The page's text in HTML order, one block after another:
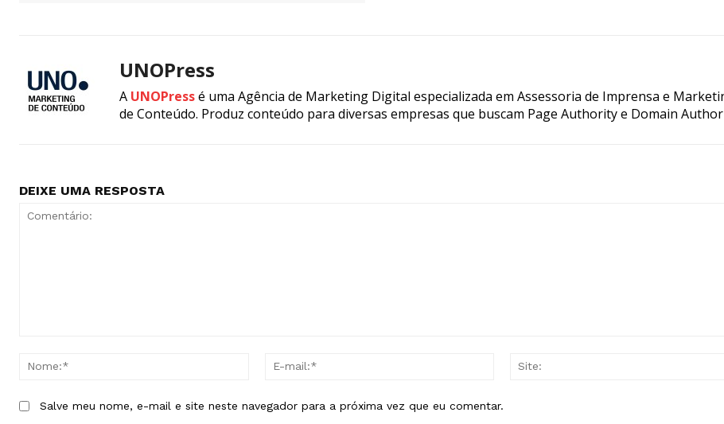
UNOPress
A UNOPressé uma Agência de Marketing Digital especializada em Assessoria de Imprensa e
de Conteúdo. Produz conteúdo para diversas empresas que buscam Page Authority e Domain
DEIXE UMA RESPOSTA
Nome:*
Salve meu nome, e-mail e site neste navegador para a próxima vez que eu comentar.